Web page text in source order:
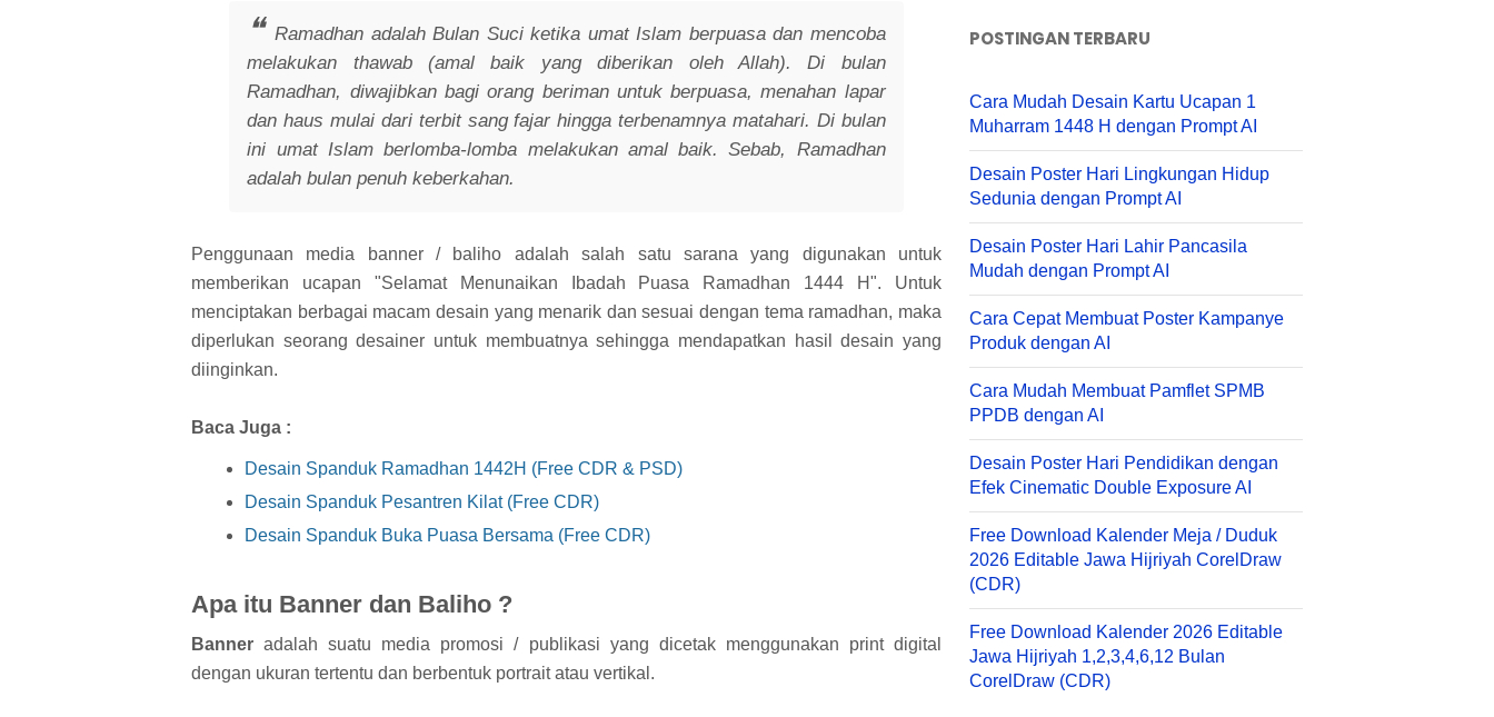
Ramadhan adalah Bulan Suci ketika umat Islam berpuasa dan mencoba
melakukan thawab (amal baik yang diberikan oleh Allah). Di bulan
Ramadhan, diwajibkan bagi orang beriman untuk berpuasa, menahan lapar
dan haus mulai dari terbit sang fajar hingga terbenamnya matahari. Di bulan
ini umat Islam berlomba-lomba melakukan amal baik. Sebab, Ramadhan
adalah bulan penuh keberkahan.
Penggunaan media banner / baliho adalah salah satu sarana yang digunakan untuk
memberikan ucapan "Selamat Menunaikan Ibadah Puasa Ramadhan 1444 H". Untuk
menciptakan berbagai macam desain yang menarik dan sesuai dengan tema ramadhan, maka
diperlukan seorang desainer untuk membuatnya sehingga mendapatkan hasil desain yang
diinginkan.
Baca Juga :
Desain Spanduk Ramadhan 1442H (Free CDR & PSD)
Desain Spanduk Pesantren Kilat (Free CDR)
Desain Spanduk Buka Puasa Bersama (Free CDR)
Apa itu Banner dan Baliho ?
Banner adalah suatu media promosi / publikasi yang dicetak menggunakan print digital
dengan ukuran tertentu dan berbentuk portrait atau vertikal.
POSTINGAN TERBARU
Cara Mudah Desain Kartu Ucapan 1
Muharram 1448 H dengan Prompt AI
Desain Poster Hari Lingkungan Hidup
Sedunia dengan Prompt AI
Desain Poster Hari Lahir Pancasila
Mudah dengan Prompt AI
Cara Cepat Membuat Poster Kampanye
Produk dengan AI
Cara Mudah Membuat Pamflet SPMB
PPDB dengan AI
Desain Poster Hari Pendidikan dengan
Efek Cinematic Double Exposure AI
Free Download Kalender Meja / Duduk
2026 Editable Jawa Hijriyah CorelDraw
(CDR)
Free Download Kalender 2026 Editable
Jawa Hijriyah 1,2,3,4,6,12 Bulan
CorelDraw (CDR)